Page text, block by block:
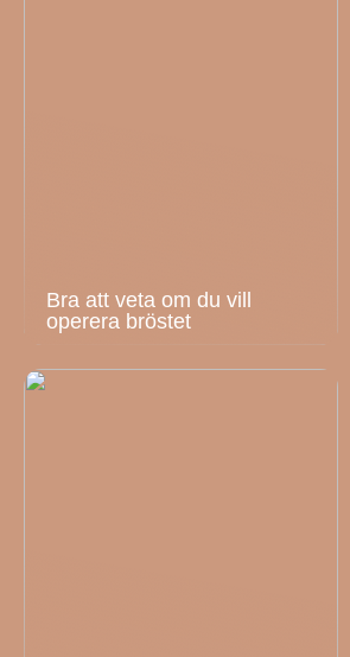
Bra att veta om du vill
operera bröstet